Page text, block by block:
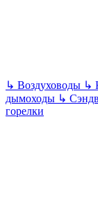
↳ Воздуховоды ↳
дымоходы ↳
горелки